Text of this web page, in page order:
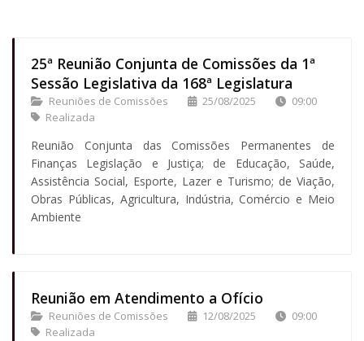
25ª Reunião Conjunta de Comissões da 1ª
Sessão Legislativa da 168ª Legislatura
Reuniões de Comissões 25/08/2025
09:00
Realizada
Reunião Conjunta das Comissões Permanentes de
Finanças Legislação e Justiça; de Educação, Saúde,
Assistência Social, Esporte, Lazer e Turismo; de Viação,
Obras Públicas, Agricultura, Indústria, Comércio e Meio
Ambiente
Reunião em Atendimento a Ofício
Reuniões de Comissões 12/08/2025
09:00
Realizada